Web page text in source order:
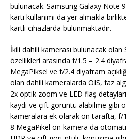
bulunacak. Samsung Galaxy Note
kartı kullanımı da yer almakla
kartlı cihazlarda bulunmaktadır.
İkili dahili kamerası bulunacak
özellikleri arasında f/1.5 – 2.4
MegaPiksel ve f/2.4 diyafram
olan dahili kameralarda OIS, faz
2x optik zoom ve LED flaş
kaydı ve çift görüntü alabilme gibi
kameralara ek olarak ön tarafta, f/
8 MegaPikel ön kamera da